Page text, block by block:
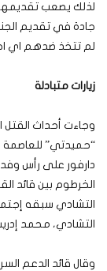
لذلك يصعب تقديمهم
جادة في تقديم
لم تتخذ ضدهم اي
زيارات متبادلة
وجاءت أحداث القتل
“حميدتي” للعاصمة
دارفور على رأس
الخرطوم بين قائد
التشادي سبقه
التشادي، محمد
وقال قائد الدعم